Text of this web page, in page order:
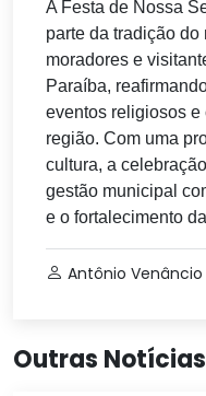
A Festa de Nossa
parte da tradição
moradores e
Paraíba,
eventos religiosos e
região. Com uma
cultura, a
gestão municipal
e o fortalecimento
Antônio
Outras Notícias